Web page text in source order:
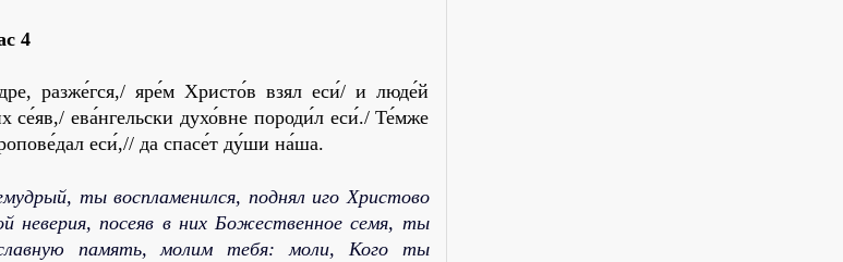
4
разже́гся,/ яре́м Христо́в взял еси́/ и люде́й
се́яв,/ ева́нгельски духо́вне породи́л еси́./ Те́мже
еси́,// да спасе́т ду́ши на́ша.
ты воспламенился, поднял иго Христово
неверия, посеяв в них Божественное семя, ты
память, молим тебя: моли, Кого ты